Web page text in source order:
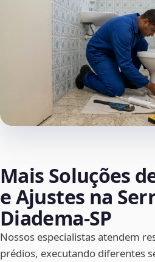
Mais Soluções
e Ajustes na
Diadema‑SP
Nossos especialistas atendem
prédios, executando diferentes